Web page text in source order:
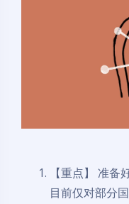
【重点】 准备
目前仅对部分